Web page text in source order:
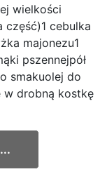
wielkości
część)1 cebulka
majonezu1
pszennejpół
smakuolej do
w drobną kostkę